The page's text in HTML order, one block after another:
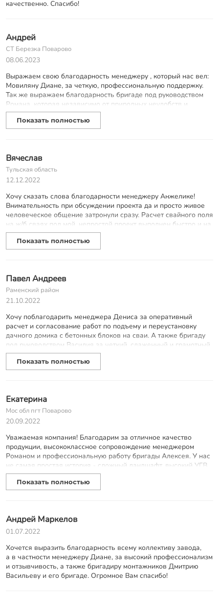
качественно. Спасибо!
Андрей
СТ Березка Поварово
08.06.2023
Выражаем свою благодарность менеджеру , который нас вел:
Мовиляну Диане, за четкую, профессиональную поддержку.
Так же выражаем благодарность бригаде под руководством
Романа, которая независимо от природных неудобств и
глубокого бурения свай : максимально 9 метров минимально 7
метров, четко и профессионально поставили свайное поле.
Всех Вам благ в профессиональном и личном!!!!!! С уважением
Показать полностью
Вячеслав
Тульская область
12.12.2022
Хочу сказать слова благодарности менеджеру Анжелике!
Внимательность при обсуждении проекта да и просто живое
человеческое общение затронули сразу. Расчет свайного поля
на ж/б сваях под мой, непростой проект выполнен быстро и на
высокопрофессиональном уровне. Были учтены особенности
участка застройки, даны обоснованные рекомендации по
количеству, размеру и расположению свай. Искренне
Показать полностью
Павел Андреев
Раменский район
21.10.2022
Хочу поблагодарить менеджера Дениса за оперативный
расчет и согласование работ по подъему и переустановку
дачного домика с бетонных блоков на сваи. А также бригаду
под руководством Василия за четкий, слаженный и грамотный
монтаж на месте. Работы были выполнены быстро и
качественно. Итогом очень доволен, домик приобрел совсем
иной вид, а главное - каждую весну не нужно переживать, что
Показать полностью
Екатерина
Мос обл пгт Поварово
20.09.2022
Уважаемая компания! Благодарим за отличное качество
продукции, высококлассное сопровождение менеджером
Романом и профессиональную работу бригады Алексея. У нас
не самая простая история - сложный ландшафт, высокий УГВ,
но ребята все сделали супер. Это было второе обращение -
установка свай под заборные столбы- после положительного
клиентоориентированности, оптимизм и спокойствие
бригадиру Алексею и его замечательных трудолюбивых,
Понятно, куда придём с этой задачей :)
Показать полностью
Андрей Маркелов
01.07.2022
Хочется выразить благодарность всему коллективу завода,
а в частности менеджеру Диане, за высокий профессионализм
и отзывчивость, а также бригадиру монтажников Дмитрию
Васильеву и его бригаде. Огромное Вам спасибо!